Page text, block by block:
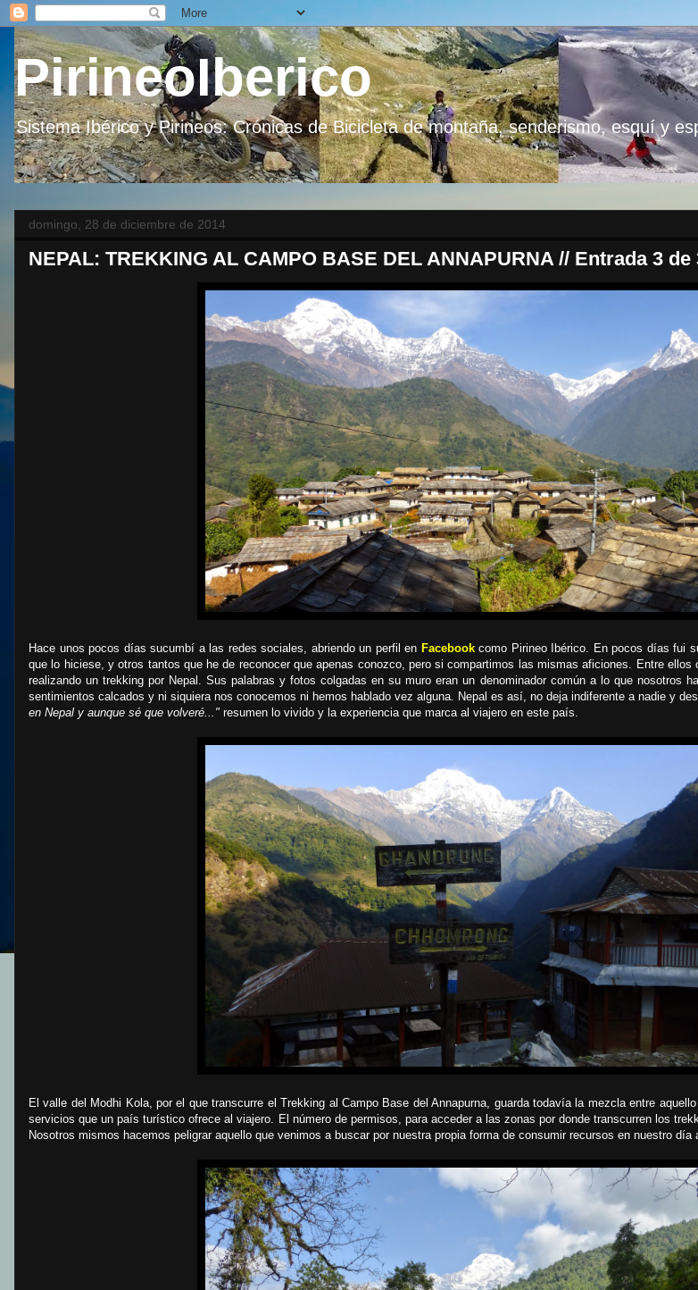
PirineoIberico
Sistema Ibérico y Pirineos: Crónicas de Bicicleta de montaña, senderismo, esquí y
domingo, 28 de diciembre de 2014
NEPAL: TREKKING AL CAMPO BASE DEL ANNAPURNA // Entrada 3 de
Hace unos pocos días sucumbí a las redes sociales, abriendo un perfil en Facebookcomo Pirineo Ibérico. En pocos días fui
que lo hiciese, y otros tantos que he de reconocer que apenas conozco, pero si compartimos las mismas aficiones. Entre
realizando un trekking por Nepal. Sus palabras y fotos colgadas en su muro eran un denominador común a lo que nosotros
sentimientos calcados y ni siquiera nos conocemos ni hemos hablado vez alguna. Nepal es así, no deja indiferente a nadie y
en Nepal y aunque sé que volveré..." resumen lo vivido y la experiencia que marca al viajero en este país.
El valle del Modhi Kola, por el que transcurre el Trekking al Campo Base del Annapurna, guarda todavía la mezcla entre
servicios que un país turístico ofrece al viajero. El número de permisos, para acceder a las zonas por donde transcurren los
Nosotros mismos hacemos peligrar aquello que venimos a buscar por nuestra propia forma de consumir recursos en nuestro día